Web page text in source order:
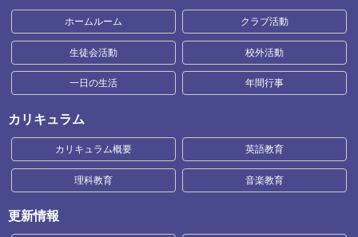
ホームルーム クラブ活動
生徒会活動 校外活動
一日の生活 年間行事
カリキュラム
カリキュラム概要 英語教育
理科教育 音楽教育
更新情報